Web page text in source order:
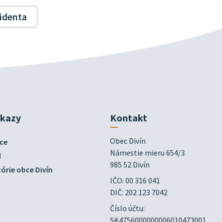
obce Divín
Kontakt
Obec Divín
Námestie mieru 654/3
985 52 Divín
IČO: 00 316 041
DIČ: 202 123 7042
Číslo účtu:
SK4756000000006010473001